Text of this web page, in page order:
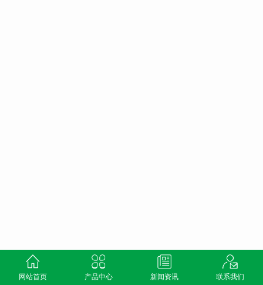
网站首页 产品中心 新闻资讯 联系我们